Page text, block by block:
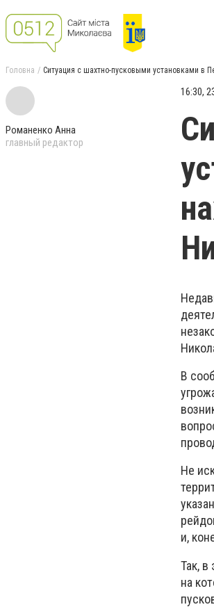
Головна Cитуация с шахтно-пусковыми установками в
Романенко Анна
главный редактор
16:30,
В
Не
и,
Так,
на